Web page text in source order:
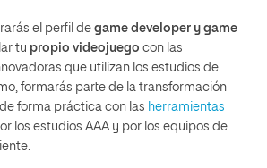
el perfil de game developer y game
tu propio videojuego con las
que utilizan los estudios de
formarás parte de la transformación
forma práctica con las herramientas
los estudios AAA y por los equipos de